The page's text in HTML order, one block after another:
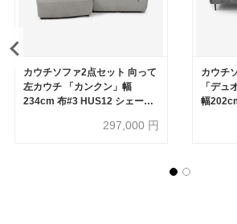
カウチソファ2点セット 向って
左カウチ 「カンクン」幅
234cm 布#3 HUS12 シェール
297,000 円
カウチ
「デュ
幅
セント